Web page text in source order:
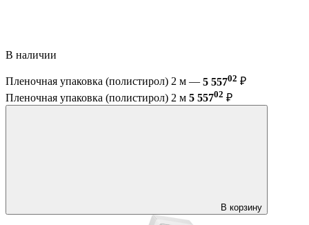
В наличии
Пленочная упаковка (полистирол) 2 м — 5 55702 ₽
Пленочная упаковка (полистирол) 2 м 5 55702 ₽
В корзину